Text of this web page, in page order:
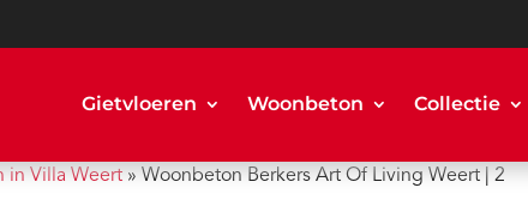
Gietvloeren Woonbeton Collectie
in Villa Weert »Woonbeton Berkers Art Of Living Weert | 2